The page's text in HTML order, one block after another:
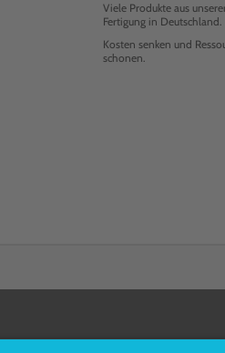
Viele Produkte aus
Fertigung in Deutschland.
Kosten senken und
schonen.